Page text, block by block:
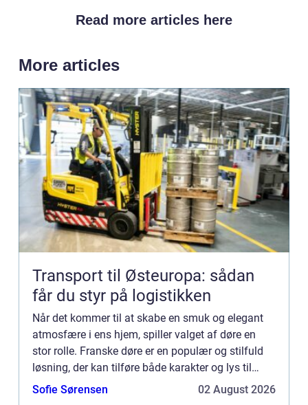
Read more articles here
More articles
Transport til Østeuropa: sådan
får du styr på logistikken
Når det kommer til at skabe en smuk og elegant
atmosfære i ens hjem, spiller valget af døre en
stor rolle. Franske døre er en populær og stilfuld
løsning, der kan tilføre både karakter og lys til
ethvert rum. I denne artikel vil vi udforske
Sofie Sørensen 02 August 2026